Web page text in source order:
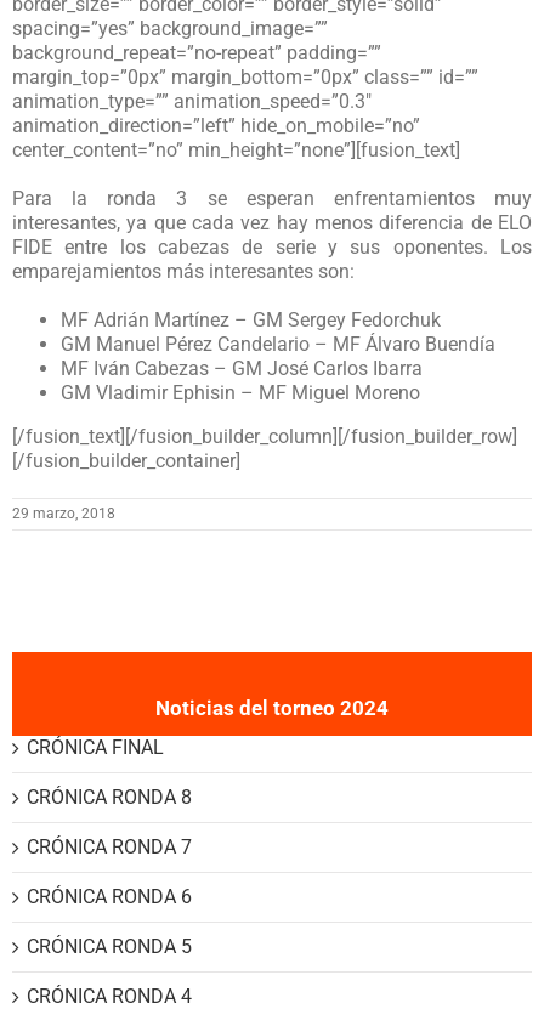
spacing=”yes” background_image=””
background_repeat=”no-repeat” padding=””
margin_top=”0px” margin_bottom=”0px” class=”” id=””
animation_type=”” animation_speed=”0.3″
animation_direction=”left” hide_on_mobile=”no”
center_content=”no” min_height=”none”][fusion_text]
Para la ronda 3 se esperan enfrentamientos muy
interesantes, ya que cada vez hay menos diferencia de ELO
FIDE entre los cabezas de serie y sus oponentes. Los
emparejamientos más interesantes son:
MF Adrián Martínez – GM Sergey Fedorchuk
GM Manuel Pérez Candelario – MF Álvaro Buendía
MF Iván Cabezas – GM José Carlos Ibarra
GM Vladimir Ephisin – MF Miguel Moreno
[/fusion_text][/fusion_builder_column][/fusion_builder_row]
[/fusion_builder_container]
29 marzo, 2018
Noticias del torneo 2024
CRÓNICA FINAL
CRÓNICA RONDA 8
CRÓNICA RONDA 7
CRÓNICA RONDA 6
CRÓNICA RONDA 5
CRÓNICA RONDA 4